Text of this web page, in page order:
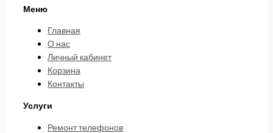
Меню
Главная
О нас
Личный кабинет
Корзина
Контакты
Услуги
Ремонт телефонов